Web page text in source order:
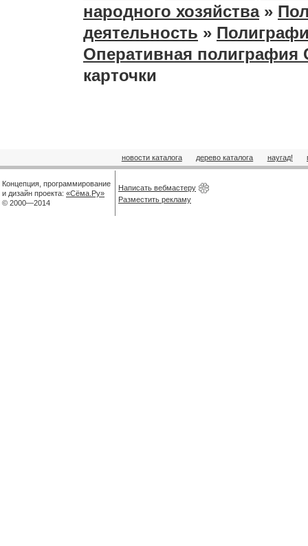
народного хозяйства»
деятельность »
Оперативная полиграфия
карточки
новости каталога дерево каталога наугад!
Концепция, программирование
и дизайн проекта: «Сёма.Ру»
© 2000—2014
Написать вебмастеру
Разместить рекламу